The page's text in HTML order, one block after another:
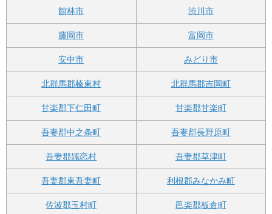
館林市 渋川市
藤岡市 富岡市
安中市 みどり市
北群馬郡榛東村 北群馬郡吉岡町
甘楽郡下仁田町 甘楽郡甘楽町
吾妻郡中之条町 吾妻郡長野原町
吾妻郡嬬恋村 吾妻郡草津町
吾妻郡東吾妻町 利根郡みなかみ町
佐波郡玉村町 邑楽郡板倉町